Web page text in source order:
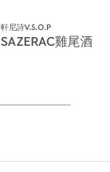
軒尼詩V.S.O.P
SAZERAC雞尾酒